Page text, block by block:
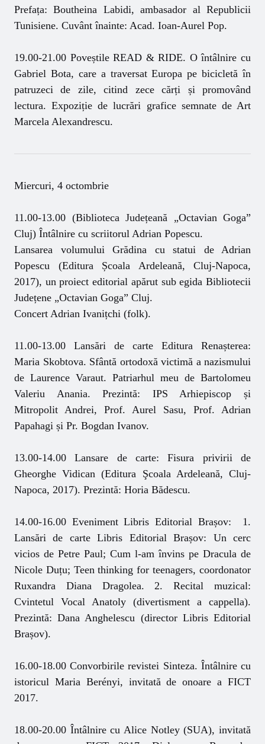
Prefața: Boutheina Labidi, ambasador al Republicii
Tunisiene. Cuvânt înainte: Acad. Ioan-Aurel Pop.
19.00-21.00 Poveștile READ & RIDE. O întâlnire cu
Gabriel Bota, care a traversat Europa pe bicicletă în
patruzeci de zile, citind zece cărți și promovând
lectura. Expoziție de lucrări grafice semnate de Art
Marcela Alexandrescu.
Miercuri, 4 octombrie
11.00-13.00 (Biblioteca Județeană „Octavian Goga”
Cluj) Întâlnire cu scriitorul Adrian Popescu.
Lansarea volumului Grădina cu statui de Adrian
Popescu (Editura Școala Ardeleană, Cluj-Napoca,
2017), un proiect editorial apărut sub egida Bibliotecii
Județene „Octavian Goga” Cluj.
Concert Adrian Ivanițchi (folk).
11.00-13.00 Lansări de carte Editura Renașterea:
Maria Skobtova. Sfântă ortodoxă victimă a nazismului
de Laurence Varaut. Patriarhul meu de Bartolomeu
Valeriu Anania. Prezintă: IPS Arhiepiscop și
Mitropolit Andrei, Prof. Aurel Sasu, Prof. Adrian
Papahagi și Pr. Bogdan Ivanov.
13.00-14.00 Lansare de carte: Fisura privirii de
Gheorghe Vidican (Editura Şcoala Ardeleană, Cluj-
Napoca, 2017). Prezintă: Horia Bădescu.
14.00-16.00 Eveniment Libris Editorial Brașov: 1.
Lansări de carte Libris Editorial Brașov: Un cerc
vicios de Petre Paul; Cum l-am învins pe Dracula de
Nicole Duțu; Teen thinking for teenagers, coordonator
Ruxandra Diana Dragolea. 2. Recital muzical:
Cvintetul Vocal Anatoly (divertisment a cappella).
Prezintă: Dana Anghelescu (director Libris Editorial
Brașov).
16.00-18.00 Convorbirile revistei Sinteza. Întâlnire cu
istoricul Maria Berényi, invitată de onoare a FICT
2017.
18.00-20.00 Întâlnire cu Alice Notley (SUA), invitată